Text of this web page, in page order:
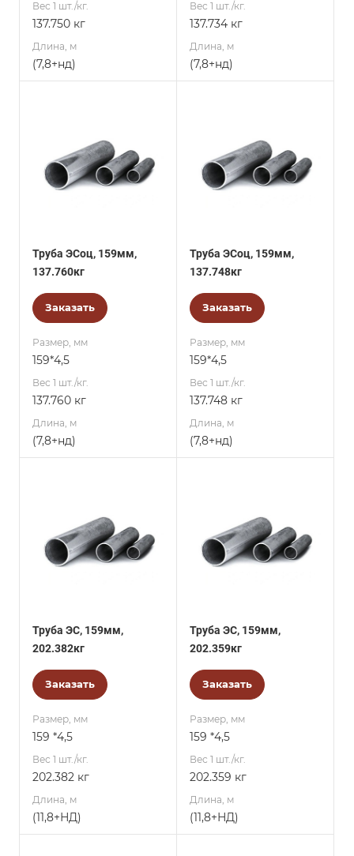
Вес 1 шт./кг.
137.750 кг
Длина, м
(7,8+нд)
Вес 1 шт./кг.
137.734 кг
Длина, м
(7,8+нд)
Труба ЭСоц, 159мм,
137.760кг
Заказать
Размер, мм
159*4,5
Вес 1 шт./кг.
137.760 кг
Длина, м
(7,8+нд)
Труба ЭСоц, 159мм,
137.748кг
Заказать
Размер, мм
159*4,5
Вес 1 шт./кг.
137.748 кг
Длина, м
(7,8+нд)
Труба ЭС, 159мм,
202.382кг
Заказать
Размер, мм
159 *4,5
Вес 1 шт./кг.
202.382 кг
Длина, м
(11,8+НД)
Труба ЭС, 159мм,
202.359кг
Заказать
Размер, мм
159 *4,5
Вес 1 шт./кг.
202.359 кг
Длина, м
(11,8+НД)